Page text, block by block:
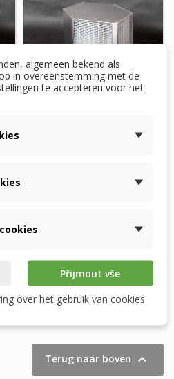
Terug naar boven 
algemeen bekend als
in overeenstemming met de
te accepteren voor het
Přijmout vše
over het gebruik van cookies